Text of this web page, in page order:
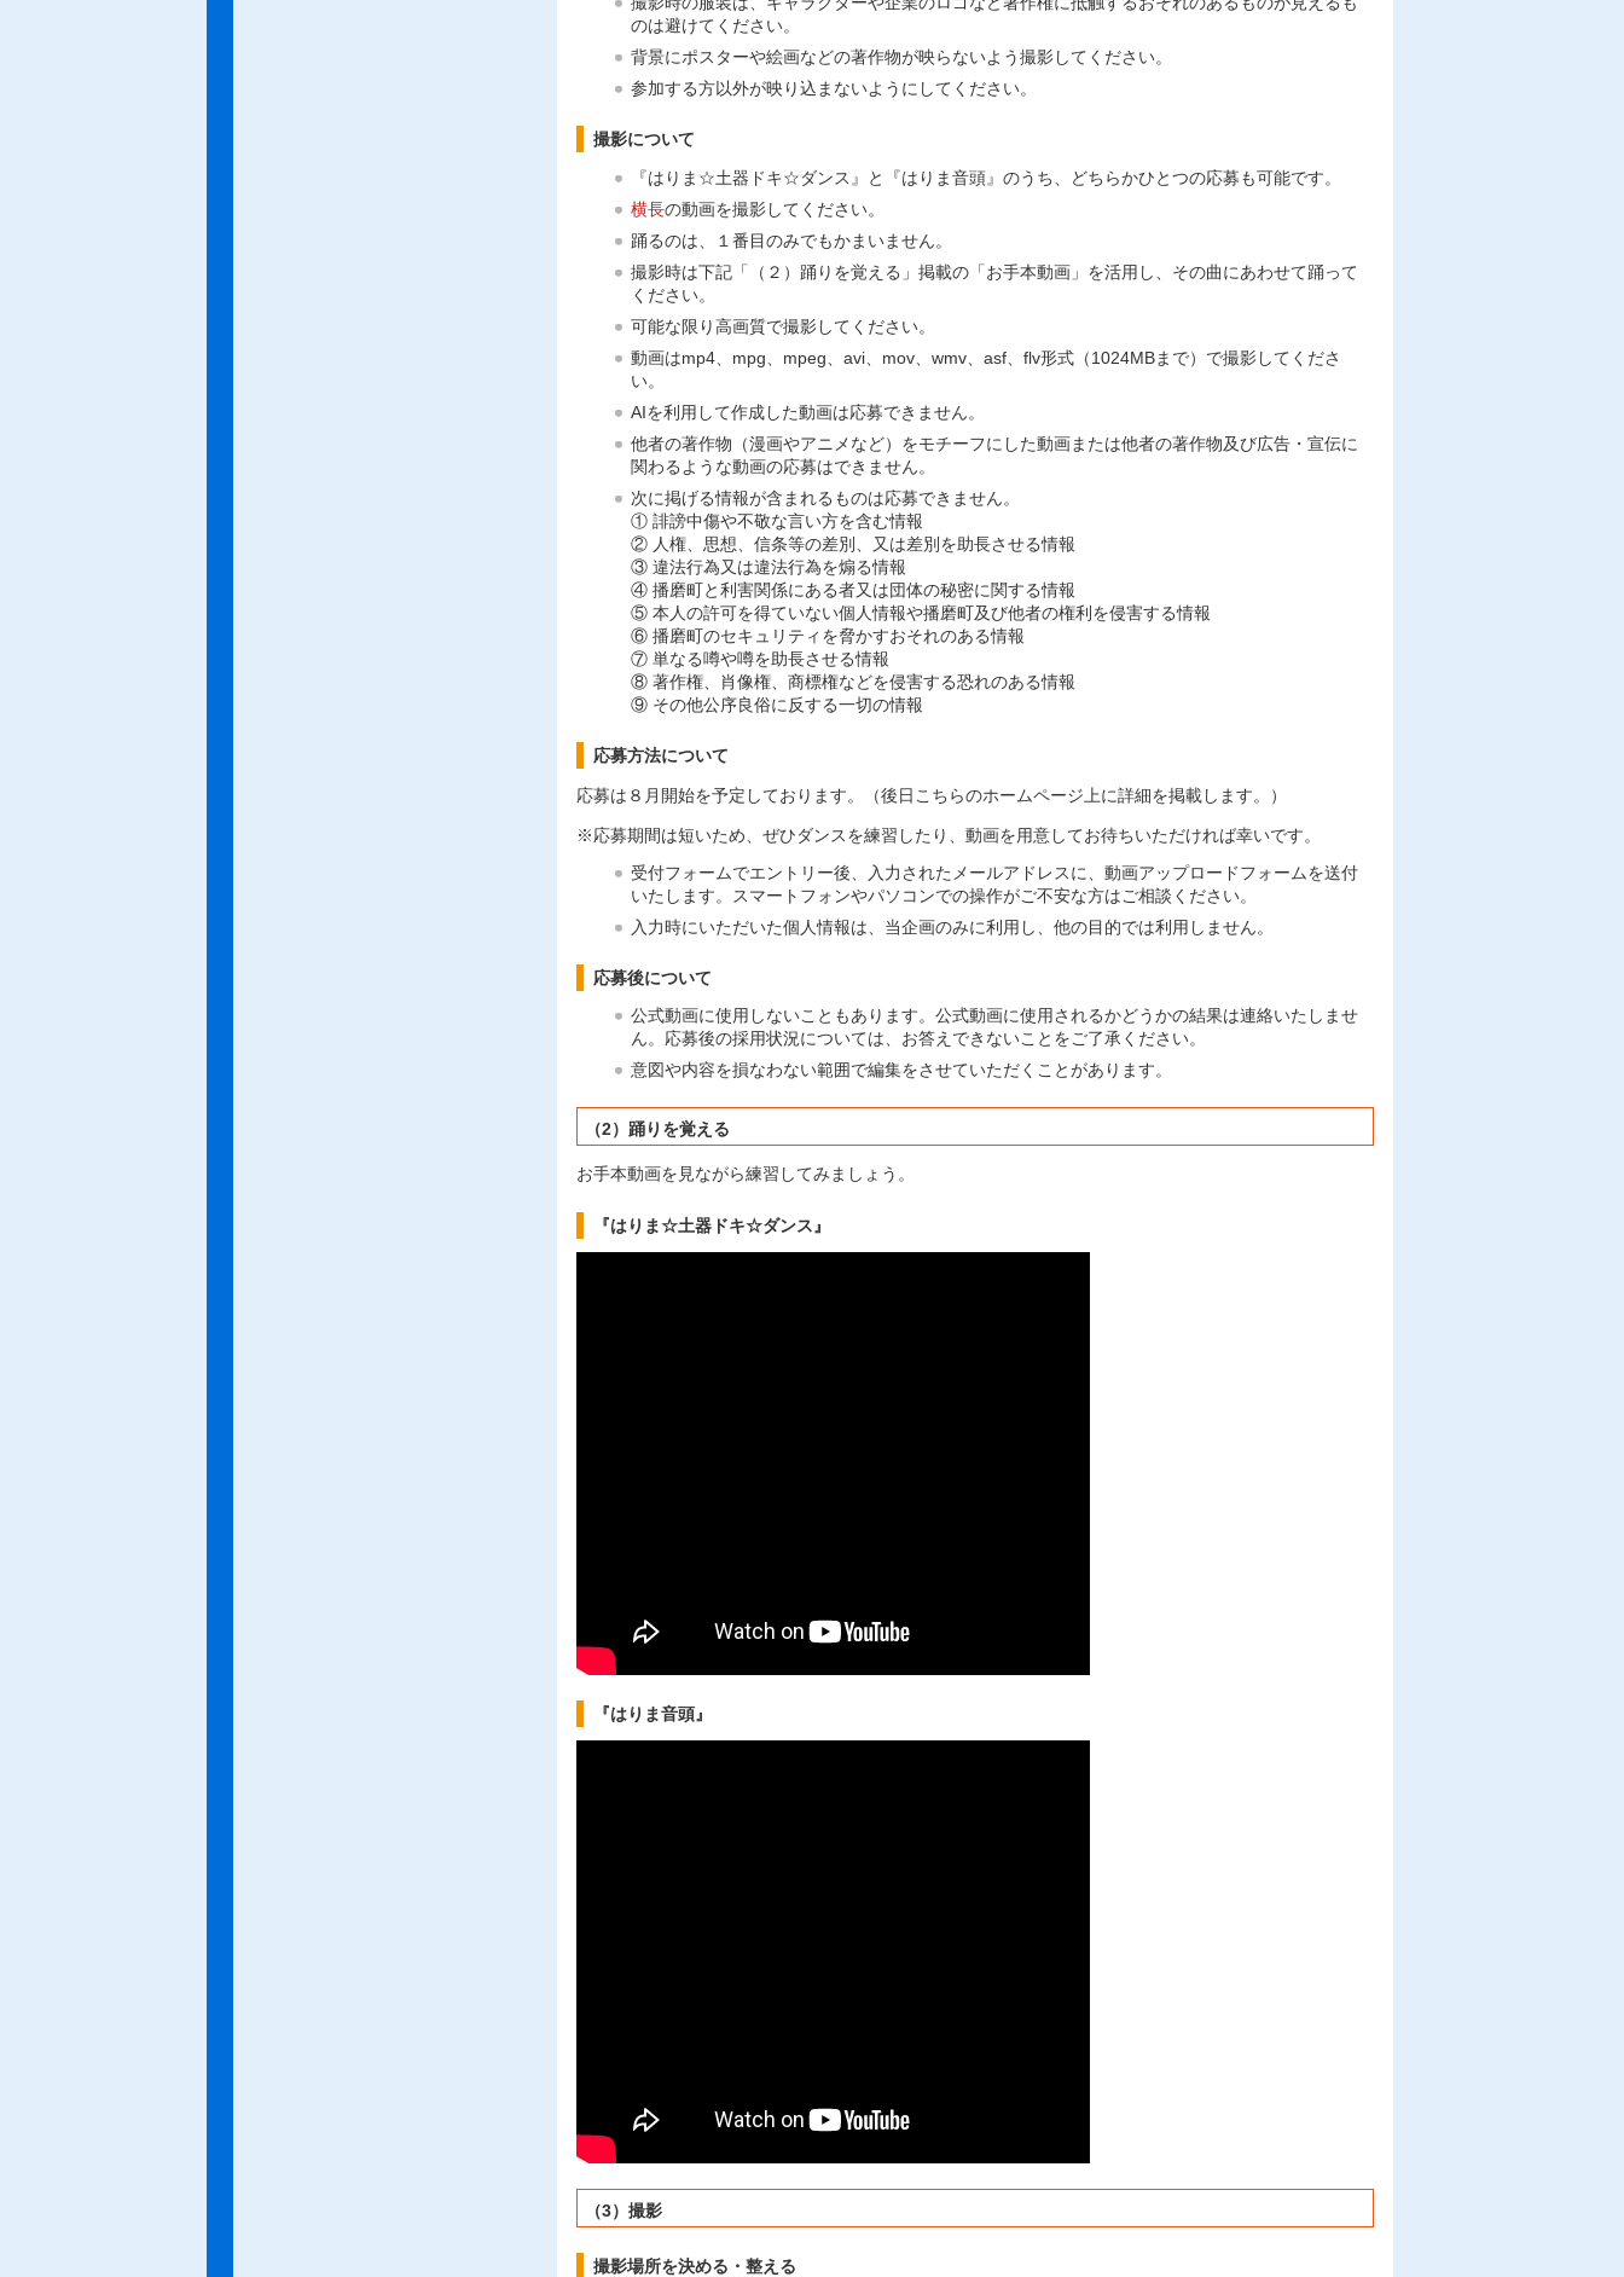
のは避けてください。
背景にポスターや絵画などの著作物が映らないよう撮影してください。
参加する方以外が映り込まないようにしてください。
撮影について
『はりま☆土器ドキ☆ダンス』と『はりま音頭』のうち、どちらかひとつの応募も可能です。
横長の動画を撮影してください。
踊るのは、１番目のみでもかまいません。
撮影時は下記「（２）踊りを覚える」掲載の「お手本動画」を活用し、その曲にあわせて踊って
ください。
可能な限り高画質で撮影してください。
動画はmp4、mpg、mpeg、avi、mov、wmv、asf、flv形式（1024MBまで）で撮影してくださ
い。
AIを利用して作成した動画は応募できません。
他者の著作物（漫画やアニメなど）をモチーフにした動画または他者の著作物及び広告・宣伝に
関わるような動画の応募はできません。
次に掲げる情報が含まれるものは応募できません。
① 誹謗中傷や不敬な言い方を含む情報
② 人権、思想、信条等の差別、又は差別を助長させる情報
③ 違法行為又は違法行為を煽る情報
④ 播磨町と利害関係にある者又は団体の秘密に関する情報
⑤ 本人の許可を得ていない個人情報や播磨町及び他者の権利を侵害する情報
⑥ 播磨町のセキュリティを脅かすおそれのある情報
⑦ 単なる噂や噂を助長させる情報
⑧ 著作権、肖像権、商標権などを侵害する恐れのある情報
⑨ その他公序良俗に反する一切の情報
応募方法について
応募は８月開始を予定しております。（後日こちらのホームページ上に詳細を掲載します。）
※応募期間は短いため、ぜひダンスを練習したり、動画を用意してお待ちいただければ幸いです。
受付フォームでエントリー後、入力されたメールアドレスに、動画アップロードフォームを送付
いたします。スマートフォンやパソコンでの操作がご不安な方はご相談ください。
入力時にいただいた個人情報は、当企画のみに利用し、他の目的では利用しません。
応募後について
公式動画に使用しないこともあります。公式動画に使用されるかどうかの結果は連絡いたしませ
ん。応募後の採用状況については、お答えできないことをご了承ください。
意図や内容を損なわない範囲で編集をさせていただくことがあります。
（2）踊りを覚える
お手本動画を見ながら練習してみましょう。
『はりま☆土器ドキ☆ダンス』
『はりま音頭』
（3）撮影
撮影場所を決める・整える